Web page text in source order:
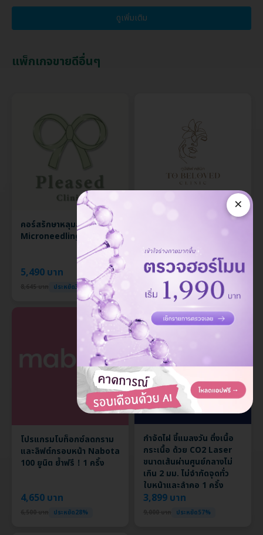
ดูเพิ่มเติม
แพ็กเกจขายดีอื่นๆ
คอร์สรักษาหลุมสิวด้วย
Microneedling 5 ครั้ง
5,490 บาท
ประหยัด36%
100 ยูนิต ฟรี! เมโสแฟต 10
ซีซี (แพ็กเกจ HDmall+)
4,650 บาท
6,500 บาท ประหยัด28%
โปรแกรมโบท็อกซ์ลดกราม
และลิฟต์กรอบหน้า Nabota
100 ยูนิต ย้ำฟรี！1 ครั้ง
4,650 บาท
ประหยัด28%
กำจัดไฝ ขี้แมลงวัน ติ่งเนื้อ
กระเนื้อ ด้วย CO2 Laser
ขนาดเส้นผ่านศูนย์กลางไม่
เกิน 2 มม. ไม่จำกัดจุดทั่ว
ใบหน้าและลำคอ 1 ครั้ง
3,899 บาท
ประหยัด57%
×